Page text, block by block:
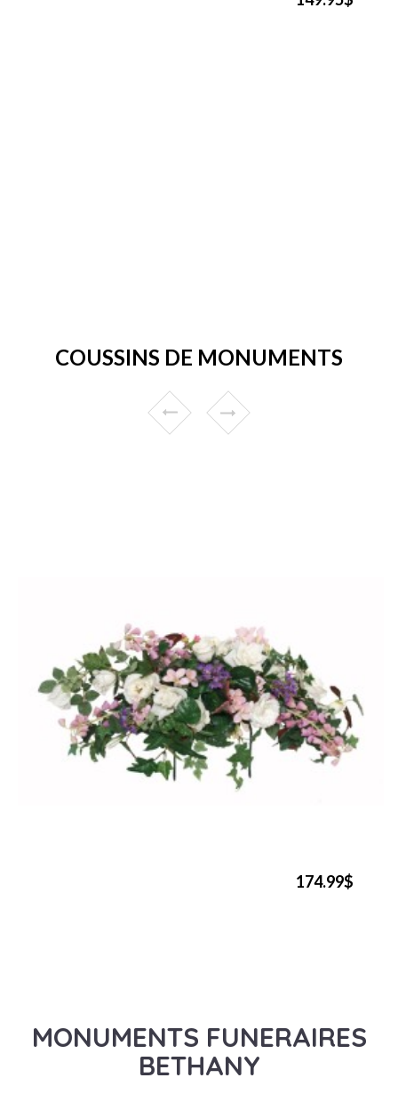
COUSSINS DE MONUMENTS
174.99$
MONUMENTS FUNERAIRES
BETHANY